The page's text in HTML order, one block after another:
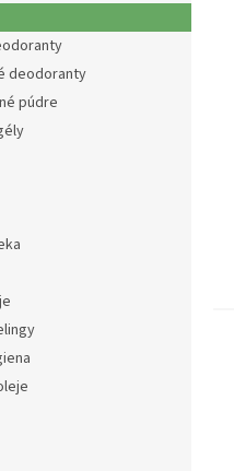
deodoranty
púdre